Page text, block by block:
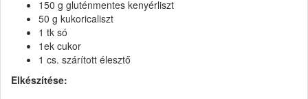
150 g gluténmentes kenyérliszt
50 g kukoricaliszt
1 tk só
1ek cukor
1 cs. szárított élesztő
Elkészítése: